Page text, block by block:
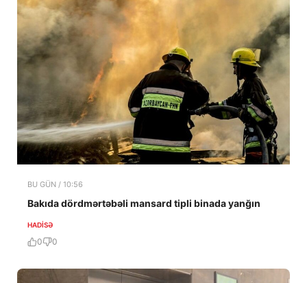
BU GÜN / 10:56
Bakıda dördmərtəbəli mansard tipli binada yanğın
HADISƏ
0 0